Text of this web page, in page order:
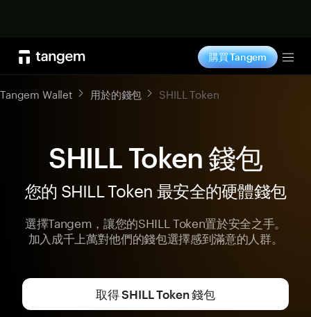
購買 Tangem
Tangem Wallet 用於的錢包 SHILL Token
SHILL Token 錢包
您的 SHILL Token 最安全的硬體錢包
選擇Tangem，讓您的SHILL Token置於安全之手。
加入成千上萬對他們的錢包選擇感到滿意的人群。
取得 SHILL Token 錢包